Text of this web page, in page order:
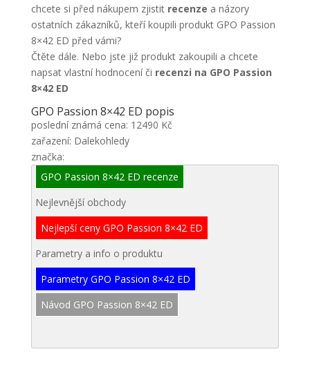
chcete si před nákupem zjistit recenze a názory
ostatních zákazníků, kteří koupili produkt GPO Passion
8×42 ED před vámi?
Čtěte dále. Nebo jste již produkt zakoupili a chcete
napsat vlastní hodnocení či recenzi na GPO Passion
8×42 ED
GPO Passion 8×42 ED popis
poslední známá cena: 12490 Kč
zařazení: Dalekohledy
značka:
GPO Passion 8×42 ED recenze
Nejlevnější obchody
Nejlepší ceny GPO Passion 8×42 ED
Parametry a info o produktu
Parametry GPO Passion 8×42 ED
Návod GPO Passion 8×42 ED